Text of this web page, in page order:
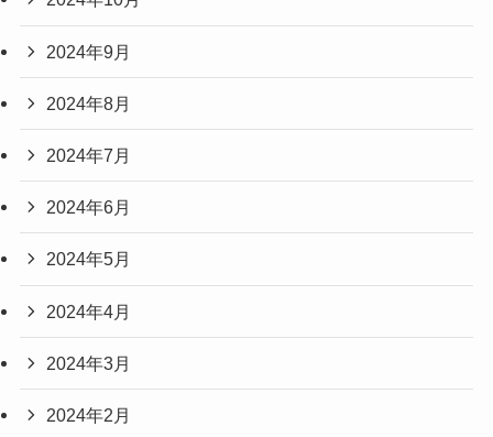
2024年9月
2024年8月
2024年7月
2024年6月
2024年5月
2024年4月
2024年3月
2024年2月